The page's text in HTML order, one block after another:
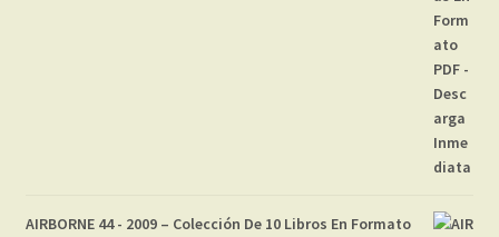
AIRBORNE 44 - 2009 – Colección De 10 Libros En Formato